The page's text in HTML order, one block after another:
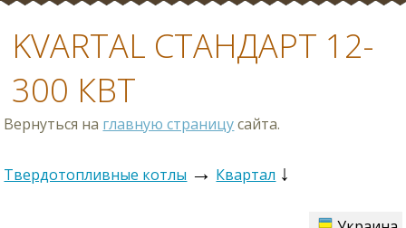
KVARTAL CТАНДАРТ 12-
300 КВТ
Вернуться на главную страницусайта.
Твердотопливные котлы → Квартал ↓